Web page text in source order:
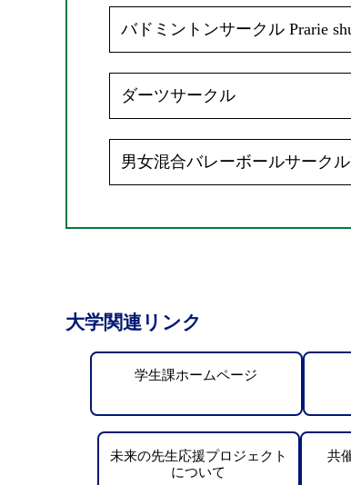
バドミントンサークル Prarie
ダーツサークル
男女混合バレーボールサークル
大学関連リンク
学生課ホームページ
未来の先生応援プロジェクト
について
共